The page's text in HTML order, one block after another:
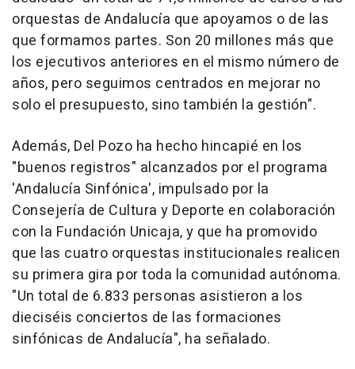
orquestas de Andalucía que apoyamos o de las
que formamos partes. Son 20 millones más que
los ejecutivos anteriores en el mismo número de
años, pero seguimos centrados en mejorar no
solo el presupuesto, sino también la gestión".
Además, Del Pozo ha hecho hincapié en los
"buenos registros" alcanzados por el programa
'Andalucía Sinfónica', impulsado por la
Consejería de Cultura y Deporte en colaboración
con la Fundación Unicaja, y que ha promovido
que las cuatro orquestas institucionales realicen
su primera gira por toda la comunidad autónoma.
"Un total de 6.833 personas asistieron a los
dieciséis conciertos de las formaciones
sinfónicas de Andalucía", ha señalado.